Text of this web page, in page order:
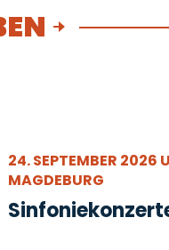
24. SEPTEMBER 2026
MAGDEBURG